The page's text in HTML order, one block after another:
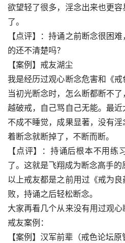
欲望轻了很多，淫念出来也更
了。
【点评】：持诵之前断念很困
的还不清楚吗？
【案例】戒友湖尘
我是经历过观心断念危害和《戒
当初光断念时，怎么断都断不
越破戒，自己骂自己无能。最
不成不睡觉，成果显著，没有
着断念就断掉了，不断而断。
【点评】：持诵后根本不用
了。这就是飞翔成为断念高手的
以上戒友都是之前用过《戒为
败，持诵之后轻松断念。
大家再看几个从来没有用过观
戒友案例：
【案例】汉军前辈（戒色论坛原